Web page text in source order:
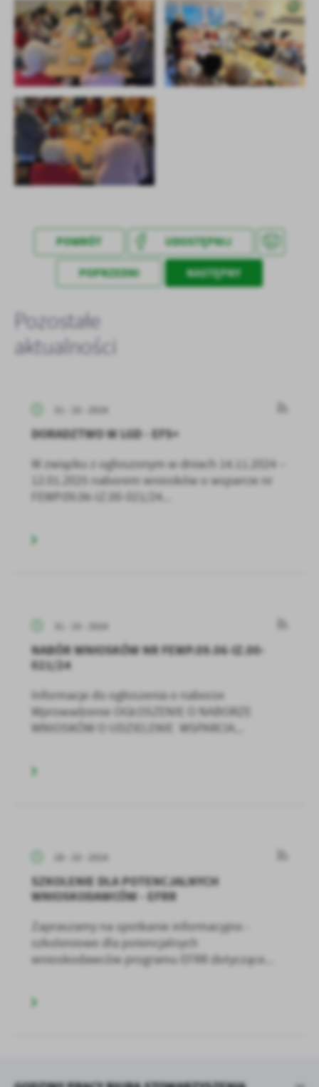
POWRÓT UDOSTĘPNIJ
POPRZEDNI NASTĘPNY
Pozostałe
aktualności
31 - 10 - 2024
DORADZTWO W LGD - EFS+
W związku z ogłoszonym w dniach 14.11.2024 –
12.01.2025 naborem wniosków o wsparcie nr
FEWP.09.06-IZ.00-021/24...
31 - 10 - 2024
NABÓR WNIOSKÓW NR FEWP.09.06-IZ.00-
021/24
Informacje do ogłoszenia o naborze
Wprowadzenie OGŁOSZENIE O NABORZE
WNIOSKÓW O UDZIELENIE WSPARCIA...
28 - 10 - 2024
SZKOLENIE DLA POTENCJALNYCH
WNIOSKODAWCÓW - EFRR
Zapraszamy na spotkanie informacyjno -
szkoleniowe dla potencjalnych
wnioskodawców programu EFRR dotyczące...